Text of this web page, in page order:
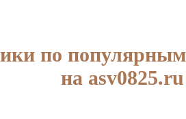
по
на asv0825.ru